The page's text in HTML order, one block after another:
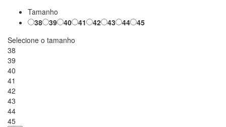
Tamanho
38
39 40 41 42 43 44
45
Selecione o tamanho
38
39
40
41
42
43
44
45